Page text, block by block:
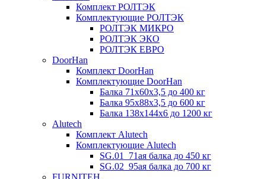
Комплект РОЛТЭК
Комплектующие РОЛТЭК
РОЛТЭК МИКРО
РОЛТЭК ЭКО
РОЛТЭК ЕВРО
DoorHan
Комплект DoorHan
Комплектующие DoorHan
Балка 71х60х3,5 до 400 кг
Балка 95х88х3,5 до 600 кг
Балка 138х144х6 до 1200 кг
Alutech
Комплект Alutech
Комплектующие Alutech
SG.01_71ая балка до 450 кг
SG.02_95ая балка до 700 кг
FURNITEH